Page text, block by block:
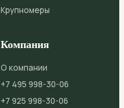
Крупномеры
Компания
О компании
+7 495 998-30-06
+7 925 998-30-06